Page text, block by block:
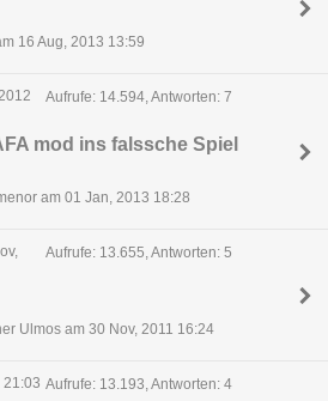
16 Aug, 2013 13:59
Aufrufe: 14.594, Antworten: 7
mod ins falssche Spiel
am 01 Jan, 2013 18:28
Aufrufe: 13.655, Antworten: 5
Ulmos am 30 Nov, 2011 16:24
21:03 Aufrufe: 13.193, Antworten: 4